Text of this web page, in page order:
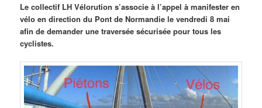
Le collectif LH Vélorution s’associe à l’appel à manifester en
vélo en direction du Pont de Normandie le vendredi 8 mai
afin de demander une traversée sécurisée pour tous les
cyclistes.